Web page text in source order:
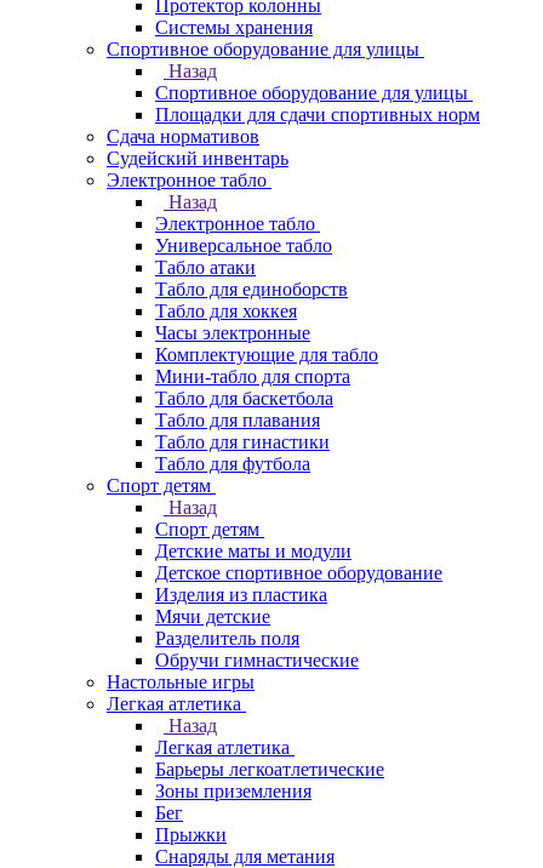
Протектор колонны
Системы хранения
Спортивное оборудование для улицы
Назад
Спортивное оборудование для улицы
Площадки для сдачи спортивных норм
Сдача нормативов
Судейский инвентарь
Электронное табло
Назад
Электронное табло
Универсальное табло
Табло атаки
Табло для единоборств
Табло для хоккея
Часы электронные
Комплектующие для табло
Мини-табло для спорта
Табло для баскетбола
Табло для плавания
Табло для гинастики
Табло для футбола
Спорт детям
Назад
Спорт детям
Детские маты и модули
Детское спортивное оборудование
Изделия из пластика
Мячи детские
Разделитель поля
Обручи гимнастические
Настольные игры
Легкая атлетика
Назад
Легкая атлетика
Барьеры легкоатлетические
Зоны приземления
Бег
Прыжки
Снаряды для метания